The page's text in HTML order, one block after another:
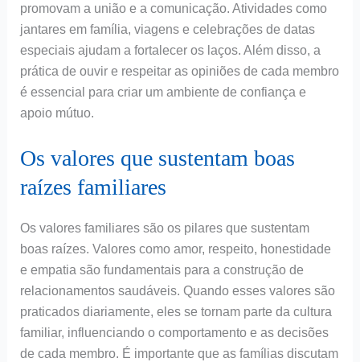
promovam a união e a comunicação. Atividades como
jantares em família, viagens e celebrações de datas
especiais ajudam a fortalecer os laços. Além disso, a
prática de ouvir e respeitar as opiniões de cada membro
é essencial para criar um ambiente de confiança e
apoio mútuo.
Os valores que sustentam boas
raízes familiares
Os valores familiares são os pilares que sustentam
boas raízes. Valores como amor, respeito, honestidade
e empatia são fundamentais para a construção de
relacionamentos saudáveis. Quando esses valores são
praticados diariamente, eles se tornam parte da cultura
familiar, influenciando o comportamento e as decisões
de cada membro. É importante que as famílias discutam